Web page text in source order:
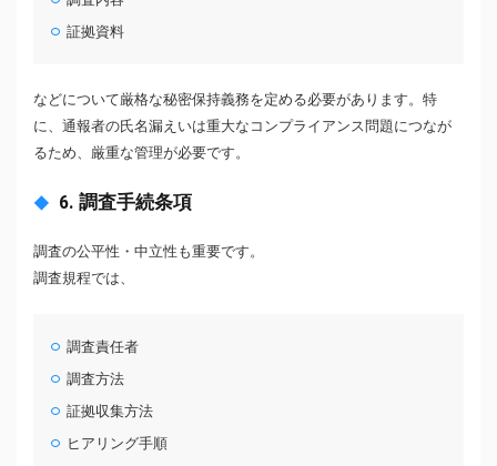
証拠資料
などについて厳格な秘密保持義務を定める必要があります。特
に、通報者の氏名漏えいは重大なコンプライアンス問題につなが
るため、厳重な管理が必要です。
6. 調査手続条項
調査の公平性・中立性も重要です。
調査規程では、
調査責任者
調査方法
証拠収集方法
ヒアリング手順